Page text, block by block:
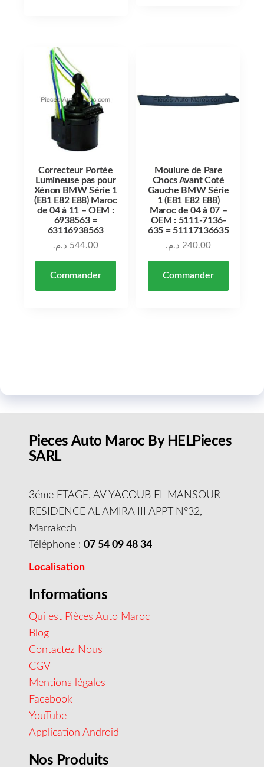
Correcteur Portée
Lumineuse pas pour
Xénon BMW Série 1
(E81 E82 E88) Maroc
de 04 à 11 – OEM :
6938563 =
63116938563
544.00 د.م.
Commander
Moulure de Pare
Chocs Avant Coté
Gauche BMW Série
1 (E81 E82 E88)
Maroc de 04 à 07 –
OEM : 5111-7136-
635 = 51117136635
240.00 د.م.
Commander
Pieces Auto Maroc By HELPieces
SARL
3éme ETAGE, AV YACOUB EL MANSOUR
RESIDENCE AL AMIRA III APPT N°32,
Marrakech
Téléphone : 07 54 09 48 34
Localisation
Informations
Qui est Pièces Auto Maroc
Blog
Contactez Nous
CGV
Mentions légales
Facebook
YouTube
Application Android
Nos Produits